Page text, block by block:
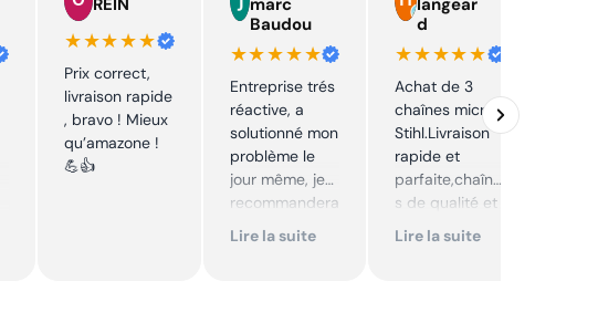
★★★★★
Prix correct,
livraison rapide
, bravo ! Mieux
qu’amazone !
💪👍
Baudou
★★★★★
Entreprise trés
réactive, a
solutionné mon
problème le
jour même, je
recommandera
i. Articles bien
Lire la suite
d
★★★★★
Achat de 3
chaînes micro
Stihl.Livraison
rapide et
parfaite,chaîne
s de qualité et
prix très
Lire la suite